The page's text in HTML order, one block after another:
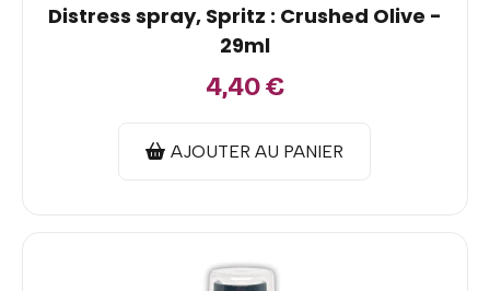
Distress spray, Spritz : Crushed Olive -
29ml
4,40€
AJOUTER AU PANIER